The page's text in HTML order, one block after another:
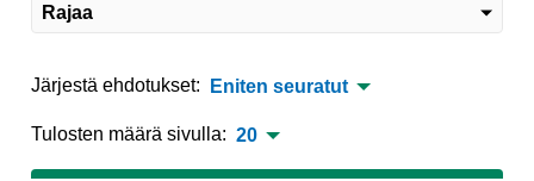
Rajaa
Järjestä ehdotukset: Eniten seuratut
Tulosten määrä sivulla: 20